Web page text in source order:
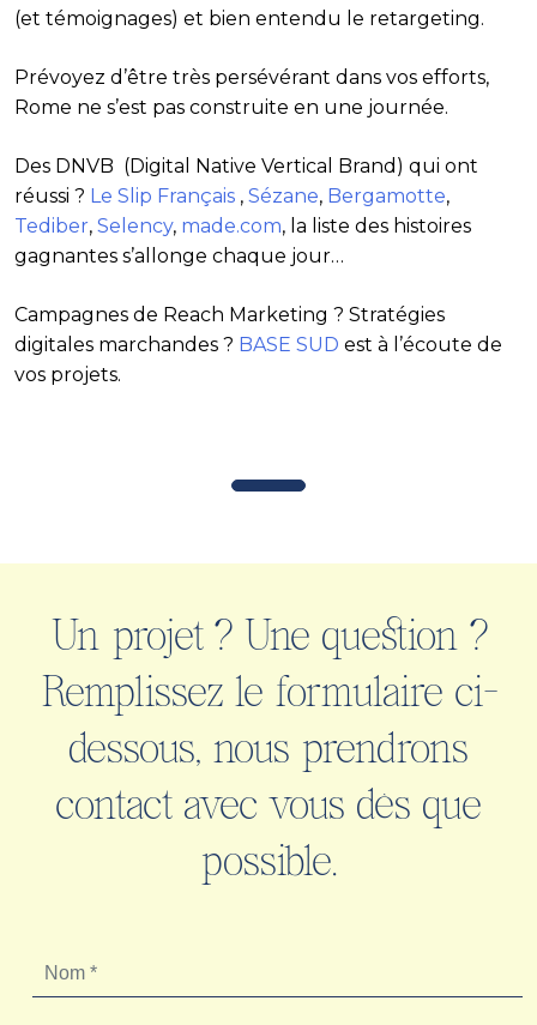
(et témoignages) et bien entendu le retargeting.
Prévoyez d’être très persévérant dans vos efforts,
Rome ne s’est pas construite en une journée.
Des DNVB (Digital Native Vertical Brand) qui ont
réussi ? Le Slip Français , Sézane, Bergamotte,
Tediber, Selency, made.com, la liste des histoires
gagnantes s’allonge chaque jour…
Campagnes de Reach Marketing ? Stratégies
digitales marchandes ? BASE SUD est à l’écoute de
vos projets.
Un projet ? Une question ?
Remplissez le formulaire ci-
dessous, nous prendrons
contact avec vous dès que
possible.